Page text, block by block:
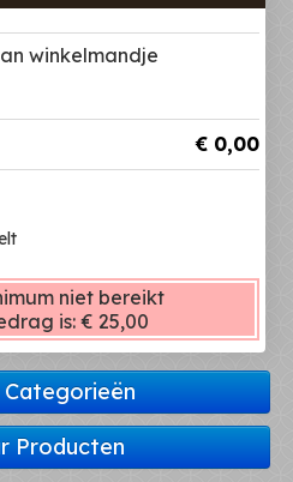
winkelmandje
€ 0,00
niet bereikt
is:€ 25,00
Categorieën
Producten